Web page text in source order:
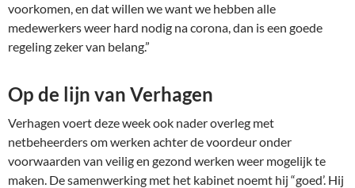
voorkomen, en dat willen we want we hebben alle
medewerkers weer hard nodig na corona, dan is een goede
regeling zeker van belang.”
Op de lijn van Verhagen
Verhagen voert deze week ook nader overleg met
netbeheerders om werken achter de voordeur onder
voorwaarden van veilig en gezond werken weer mogelijk te
maken. De samenwerking met het kabinet noemt hij “goed’. Hij